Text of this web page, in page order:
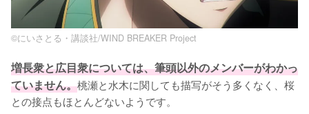
©にいさとる・講談社/WIND BREAKER Project
増長衆と広目衆については、筆頭以外のメンバーがわかっ
ていません。桃瀬と水木に関しても描写がそう多くなく、桜
との接点もほとんどないようです。